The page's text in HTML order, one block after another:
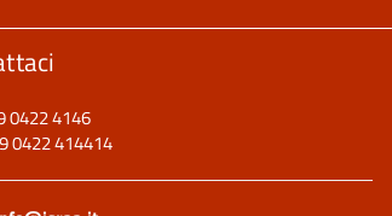
0422 4146
0422 414414